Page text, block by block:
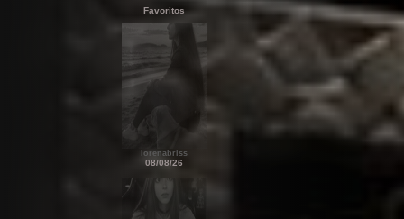
Favoritos
lorenabriss
08/08/26